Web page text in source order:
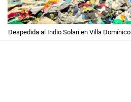
Despedida al Indio Solari en Villa Domínico